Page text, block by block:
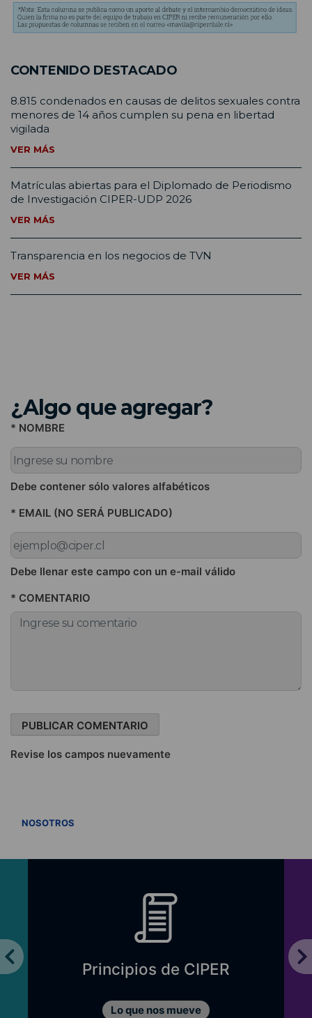
CONTENIDO DESTACADO
8.815 condenados en causas de delitos sexuales contra
menores de 14 años cumplen su pena en libertad
vigilada
VER MÁS
Matrículas abiertas para el Diplomado de Periodismo
de Investigación CIPER-UDP 2026
VER MÁS
Transparencia en los negocios de TVN
VER MÁS
¿Algo que agregar?
* NOMBRE
Debe contener sólo valores alfabéticos
* EMAIL (NO SERÁ PUBLICADO)
Debe llenar este campo con un e-mail válido
* COMENTARIO
Revise los campos nuevamente
NOSOTROS
Principios de CIPER
Lo que nos mueve